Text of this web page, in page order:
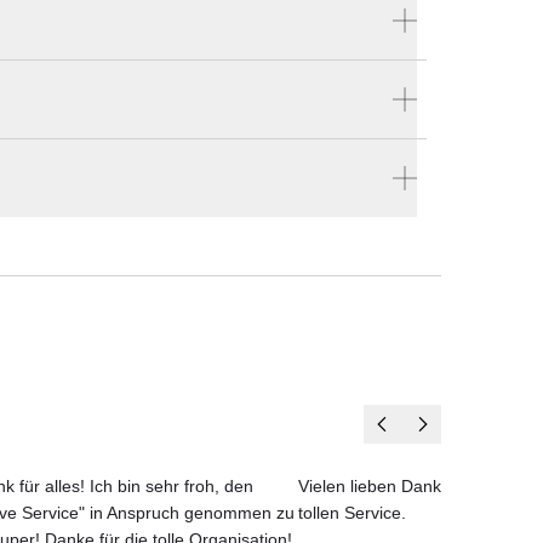
für alles! Ich bin sehr froh, den
Service" in Anspruch genommen zu
Vielen lieben Dank für das
tollen Service.